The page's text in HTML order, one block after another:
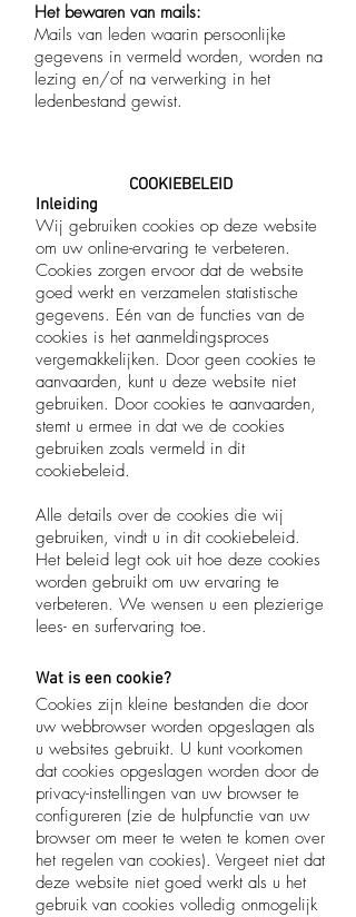
Het bewaren van mails:
Mails van leden waarin persoonlijke
gegevens in vermeld worden, worden na
lezing en/of na verwerking in het
ledenbestand gewist.
COOKIEBELEID
Inleiding
Wij gebruiken cookies op deze website
om uw online-ervaring te verbeteren.
Cookies zorgen ervoor dat de website
goed werkt en verzamelen statistische
gegevens. Eén van de functies van de
cookies is het aanmeldingsproces
vergemakkelijken. Door geen cookies te
aanvaarden, kunt u deze website niet
gebruiken. Door cookies te aanvaarden,
stemt u ermee in dat we de cookies
gebruiken zoals vermeld in dit
cookiebeleid.
Alle details over de cookies die wij
gebruiken, vindt u in dit cookiebeleid.
Het beleid legt ook uit hoe deze cookies
worden gebruikt om uw ervaring te
verbeteren. We wensen u een plezierige
lees- en surfervaring toe.
Wat is een cookie?
Cookies zijn kleine bestanden die door
uw webbrowser worden opgeslagen als
u websites gebruikt. U kunt voorkomen
dat cookies opgeslagen worden door de
privacy-instellingen van uw browser te
configureren (zie de hulpfunctie van uw
browser om meer te weten te komen over
het regelen van cookies). Vergeet niet dat
deze website niet goed werkt als u het
gebruik van cookies volledig onmogelijk